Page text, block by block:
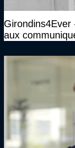
aux